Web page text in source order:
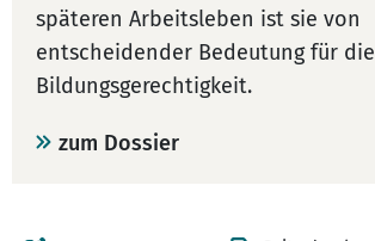
späteren Arbeitsleben ist sie von
entscheidender Bedeutung für die
Bildungsgerechtigkeit.
zum Dossier